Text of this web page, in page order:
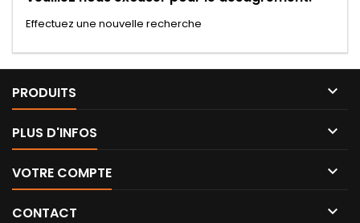
Effectuez une nouvelle recherche
PRODUITS 
PLUS D'INFOS 
VOTRE COMPTE 
CONTACT 